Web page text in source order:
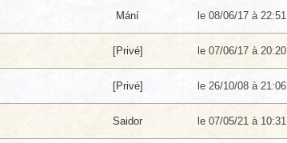
Mání le 08/06/17 à 22:51
[Privé] le 07/06/17 à 20:20
[Privé] le 26/10/08 à 21:06
Saidor le 07/05/21 à 10:31